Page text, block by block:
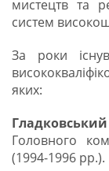
мистецтв та
систем
За роки
яких:
Головного
(1994-1996 рр.).